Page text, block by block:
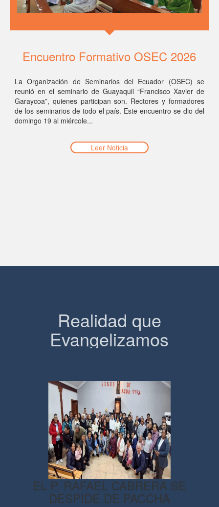
Encuentro Formativo OSEC 2026
La Organización de Seminarios del Ecuador (OSEC) se
reunió en el seminario de Guayaquil “Francisco Xavier de
Garaycoa”, quienes participan son. Rectores y formadores
de los seminarios de todo el país. Este encuentro se dio del
domingo 19 al miércole...
Leer Noticia
Realidad que
Evangelizamos
EL P. RAFAEL CABRERA SE
DESPIDE DE PACCHA